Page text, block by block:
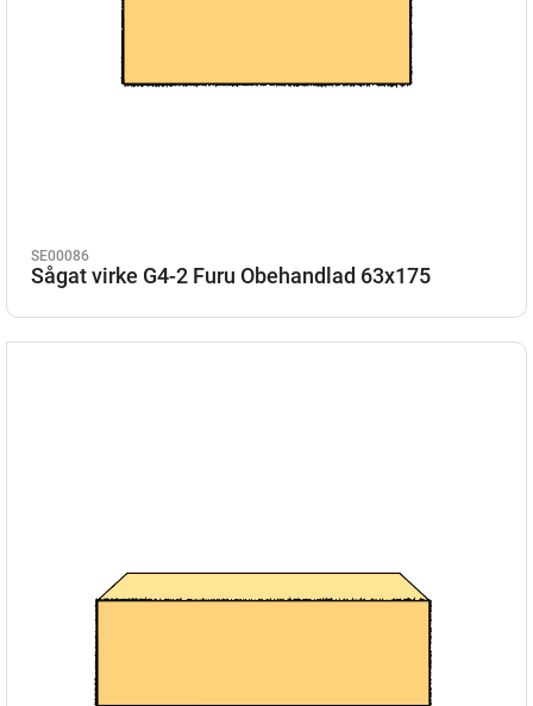
SE00086
Sågat virke G4-2 Furu Obehandlad 63x175